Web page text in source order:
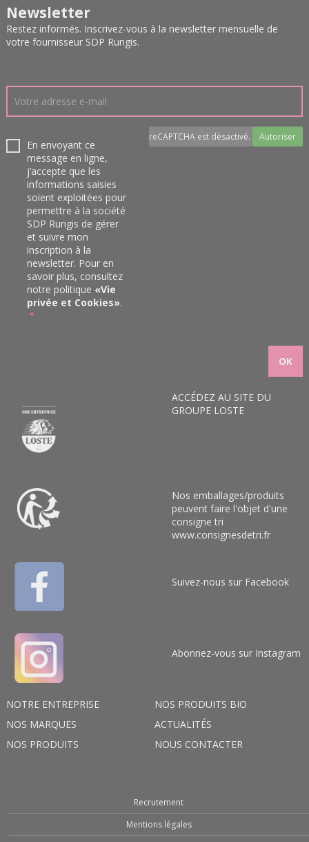
Newsletter
Restez informés. Inscrivez-vous à la newsletter mensuelle de
votre fournisseur SDP Rungis.
En envoyant ce
message en ligne,
j’accepte que les
informations saisies
soient exploitées pour
permettre à la société
SDP Rungis de gérer
et suivre mon
inscription à la
newsletter. Pour en
savoir plus, consultez
notre politique «Vie
privée et Cookies».
reCAPTCHA est désactivé. Autoriser
NOTRE ENTREPRISE
NOS PRODUITS BIO
NOS MARQUES
ACTUALITÉS
NOS PRODUITS
NOUS CONTACTER
ACCÉDEZ AU SITE DU
GROUPE LOSTE
Nos emballages/produits
peuvent faire l'objet d'une
consigne tri
www.consignesdetri.fr
Suivez-nous sur Facebook
Abonnez-vous sur Instagram
Recrutement
Mentions légales